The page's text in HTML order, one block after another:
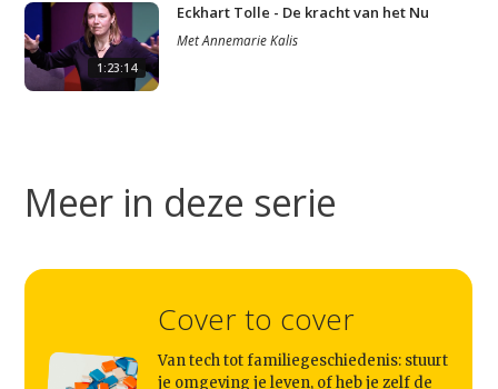
1:23:14
Eckhart Tolle - De kracht van het Nu
MetAnnemarie Kalis
Meer in deze serie
Cover to cover
Van tech tot familiegeschiedenis: stuurt
je omgeving je leven, of heb je zelf de